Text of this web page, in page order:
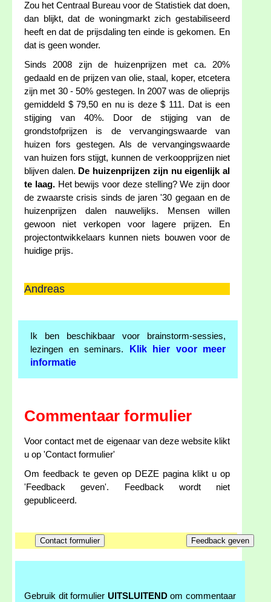
Zou het Centraal Bureau voor de Statistiek dat doen,
dan blijkt, dat de woningmarkt zich gestabiliseerd
heeft en dat de prijsdaling ten einde is gekomen. En
dat is geen wonder.
Sinds 2008 zijn de huizenprijzen met ca. 20%
gedaald en de prijzen van olie, staal, koper, etcetera
zijn met 30 - 50% gestegen. In 2007 was de olieprijs
gemiddeld $ 79,50 en nu is deze $ 111. Dat is een
stijging van 40%. Door de stijging van de
grondstofprijzen is de vervangingswaarde van
huizen fors gestegen. Als de vervangingswaarde
van huizen fors stijgt, kunnen de verkoopprijzen niet
blijven dalen. De huizenprijzen zijn nu eigenlijk al
te laag.Het bewijs voor deze stelling? We zijn door
de zwaarste crisis sinds de jaren '30 gegaan en de
huizenprijzen dalen nauwelijks. Mensen willen
gewoon niet verkopen voor lagere prijzen. En
projectontwikkelaars kunnen niets bouwen voor de
huidige prijs.
Andreas
Ik ben beschikbaar voor brainstorm-sessies,
lezingen en seminars.
Klik hier voor meer
informatie
Commentaar formulier
Voor contact met de eigenaar van deze website klikt
u op 'Contact formulier'
Om feedback te geven op DEZE pagina klikt u op
'Feedback geven'. Feedback wordt niet
gepubliceerd.
Gebruik dit formulier UITSLUITENDom commentaar